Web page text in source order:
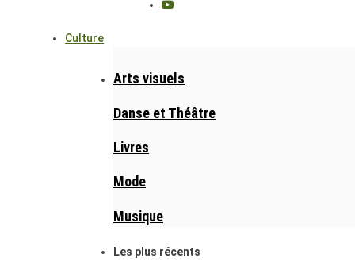
Culture
Arts visuels
Danse et Théâtre
Livres
Mode
Musique
Les plus récents